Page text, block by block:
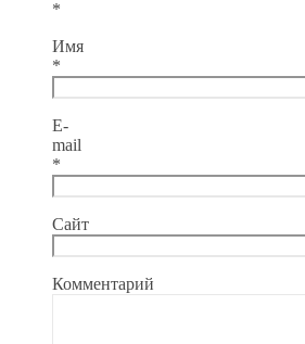
*
Имя
*
E-
mail
*
Сайт
Комментарий